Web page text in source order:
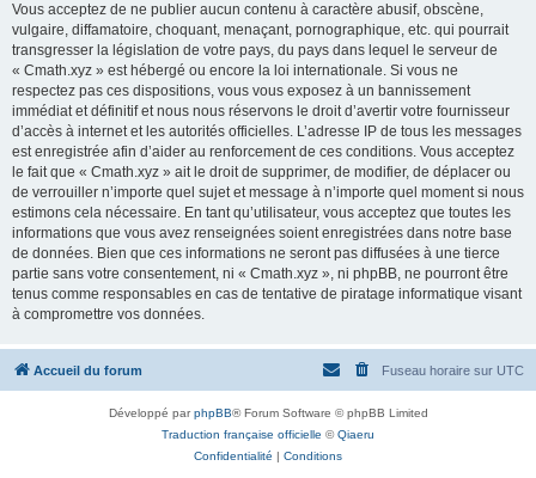
Vous acceptez de ne publier aucun contenu à caractère abusif, obscène,
vulgaire, diffamatoire, choquant, menaçant, pornographique, etc. qui pourrait
transgresser la législation de votre pays, du pays dans lequel le serveur de
« Cmath.xyz » est hébergé ou encore la loi internationale. Si vous ne
respectez pas ces dispositions, vous vous exposez à un bannissement
immédiat et définitif et nous nous réservons le droit d’avertir votre fournisseur
d’accès à internet et les autorités officielles. L’adresse IP de tous les messages
est enregistrée afin d’aider au renforcement de ces conditions. Vous acceptez
le fait que « Cmath.xyz » ait le droit de supprimer, de modifier, de déplacer ou
de verrouiller n’importe quel sujet et message à n’importe quel moment si nous
estimons cela nécessaire. En tant qu’utilisateur, vous acceptez que toutes les
informations que vous avez renseignées soient enregistrées dans notre base
de données. Bien que ces informations ne seront pas diffusées à une tierce
partie sans votre consentement, ni « Cmath.xyz », ni phpBB, ne pourront être
tenus comme responsables en cas de tentative de piratage informatique visant
à compromettre vos données.
Accueil du forum Fuseau horaire sur UTC
Développé parphpBB® Forum Software © phpBB Limited
Traduction française officielle ©Qiaeru
Confidentialité | Conditions